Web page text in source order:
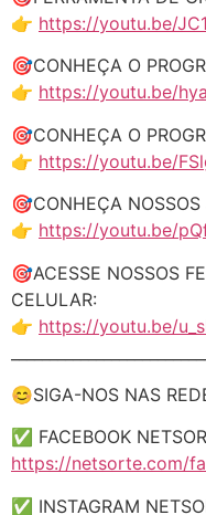
👉 https://youtu.be/
🎯CONHEÇA O
👉 https://youtu.be/
🎯CONHEÇA O
👉 https://youtu.be/
🎯CONHEÇA NOSSOS
👉 https://youtu.be/
🎯ACESSE NOSSOS
CELULAR:
👉 https://youtu.be/
😊SIGA-NOS NAS
✅ FACEBOOK
https://netsorte.com/
✅ INSTAGRAM